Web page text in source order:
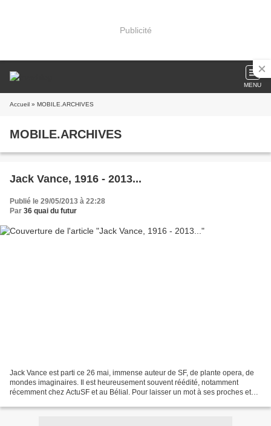
Publicité
MENU
Accueil » MOBILE.ARCHIVES
MOBILE.ARCHIVES
Jack Vance, 1916 - 2013...
Publié le 29/05/2013 à 22:28
Par 36 quai du futur
Jack Vance est parti ce 26 mai, immense auteur de SF, de plante opera, de
mondes imaginaires. Il est heureusement souvent réédité, notamment
récemment chez ActuSF et au Bélial. Pour laisser un mot à ses proches et